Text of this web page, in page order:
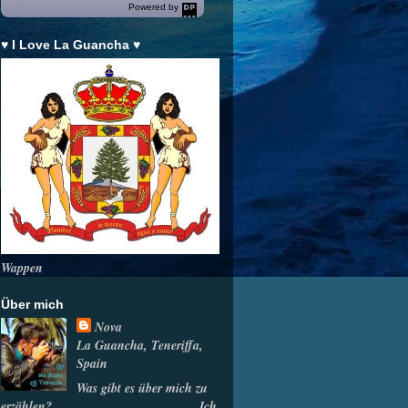
Powered by
DaysPedia.c
om
♥ I Love La Guancha ♥
Wappen
Über mich
Nova
La Guancha, Teneriffa,
Spain
Was gibt es über mich zu